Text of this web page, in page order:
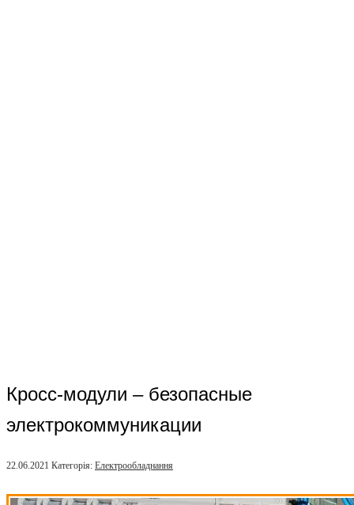
Кросс-модули – безопасные
электрокоммуникации
22.06.2021 Категорія: Електрообладнання